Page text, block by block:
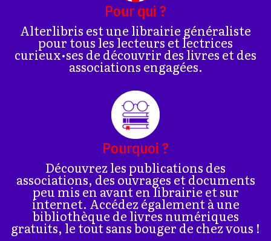
Pour qui ?
Alterlibris est une librairie généraliste
pour tous les lecteurs et lectrices
curieux•ses de découvrir des livres et des
associations engagées.
Pourquoi ?
Découvrez les publications des
associations, des ouvrages et documents
peu mis en avant en librairie et sur
internet. Accédez également à une
bibliothèque de livres numériques
gratuits, le tout sans bouger de chez vous !